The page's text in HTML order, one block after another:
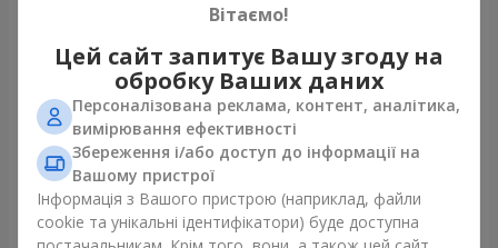
151 червона троянда
14 835 грн
Букет "Очей чарівність"
3 699 грн
Вітаємо!
Цей сайт запитує Вашу згоду на
обробку Ваших даних
Персоналізована реклама, контент, аналітика,
вимірювання ефективності
Збереження і/або доступ до інформації на
Вашому пристрої
Інформація з Вашого пристрою (наприклад, файли
cookie та унікальні ідентифікатори) буде доступна